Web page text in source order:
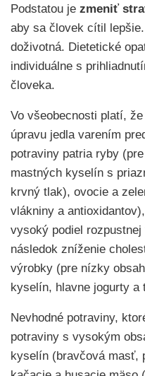
Podstatou je zmeniť
aby sa človek cítil
doživotná. Dietetické
individuálne s
človeka.
Vo všeobecnosti platí,
úpravu jedla varením
potraviny patria ryby
mastných kyselín s
krvný tlak), ovocie a
vlákniny a
vysoký podiel
následok zníženie
výrobky (pre nízky
kyselín, hlavne jogurty a
Nevhodné potraviny,
potraviny s vysokým
kyselín (bravčová masť,